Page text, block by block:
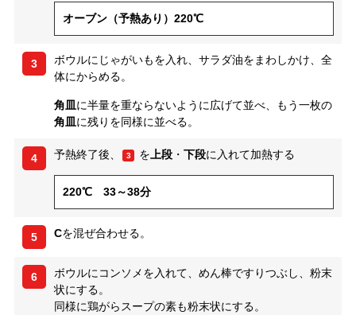
オーブン（予熱あり）220℃
3
ボウルにじゃがいもを入れ、サラダ油をまわしかけ、全
体にからめる。
角皿に半量を重ならないように広げて並べ、もう一枚の
角皿に残りを同様に並べる。
4 予熱終了後、 3 を上段 ・ 下段に入れて加熱する
220℃ 33～38分
5 Cを混ぜ合わせる。
6
ボウルにコンソメを入れて、めん棒ですりつぶし、粉末
状にする。
同様に鶏がらスープの素も粉末状にする。